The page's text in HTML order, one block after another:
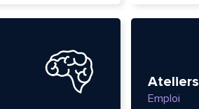
Ateliers
Emploi